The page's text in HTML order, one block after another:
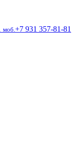
моб. +7 931 357‑81‑81